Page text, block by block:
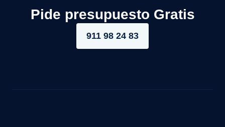
Pide presupuesto Gratis
911 98 24 83